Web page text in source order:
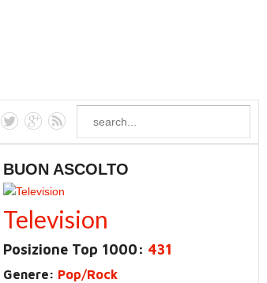
BUON ASCOLTO
Television
Posizione Top 1000: 431
Genere: Pop/Rock